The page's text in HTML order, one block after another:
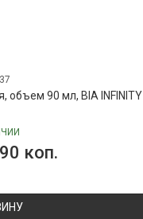
90 мл, BIA INFINITY
коп.